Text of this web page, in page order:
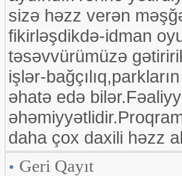
sizə həzz verən
fikirləşdikdə-idman
təsəvvürümüzə
işlər-
əhatə edə
daha çox daxili həzz
Geri Qayıt